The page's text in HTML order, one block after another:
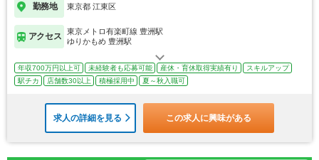
勤務地 東京都 江東区
アクセス
東京メトロ有楽町線 豊洲駅
ゆりかもめ 豊洲駅
年収700万円以上可 未経験者も応募可能 産休・育休取得実績有り
スキルアップ
駅チカ
店舗数30以上 積極採用中 夏～秋入職可
求人の詳細を見る この求人に興味がある